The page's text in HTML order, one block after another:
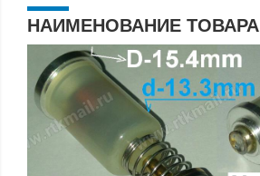
НАИМЕНОВАНИЕ ТОВАРА